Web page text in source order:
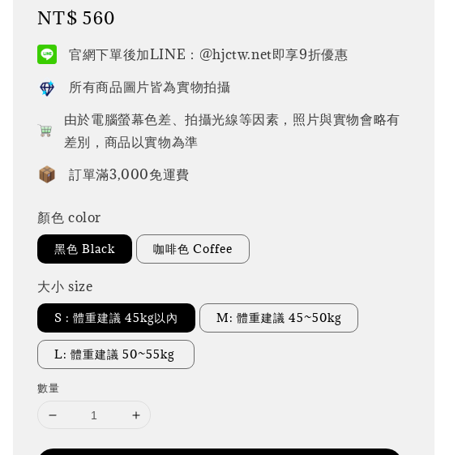
Regular
price
NT$ 560
官網下單後加LINE：@hjctw.net即享9折優惠
所有商品圖片皆為實物拍攝
由於電腦螢幕色差、拍攝光線等因素，照片與實物會略有
差別，商品以實物為準
訂單滿3,000免運費
顏色 color
黑色 Black 咖啡色 Coffee
大小 size
S : 體重建議 45kg以內 M: 體重建議 45~50kg
L: 體重建議 50~55kg
數量